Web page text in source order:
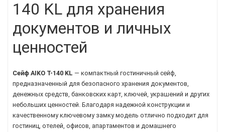
140 KL для хранения
документов и личных
ценностей
Сейф AIKO T-140 KL — компактный гостиничный сейф,
предназначенный для безопасного хранения документов,
денежных средств, банковских карт, ключей, украшений и других
небольших ценностей. Благодаря надежной конструкции и
качественному ключевому замку модель отлично подходит для
гостиниц, отелей, офисов, апартаментов и домашнего